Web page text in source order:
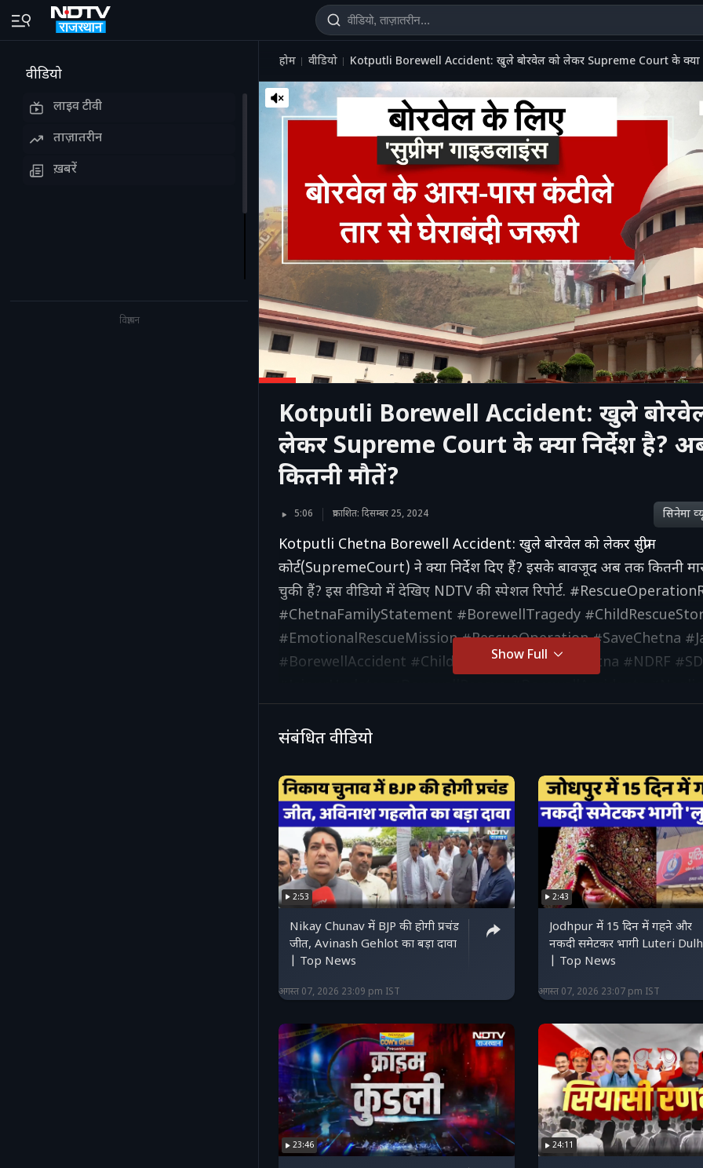
वीडियो
लाइव टीवी
ताज़ातरीन
ख़बरें
विज्ञापन
होम वीडियो Kotputli Borewell Accident: खुले बोरवेल को लेकर Supreme Court के क्या
Kotputli Borewell Accident: खुले
लेकर Supreme Court के क्या निर्देश है?
कितनी मौतें?
5:06 प्रकाशित: दिसम्बर 25, 2024 सिनेमा
Kotputli Chetna Borewell Accident: खुले बोरवेल को लेकर सुप्रीम
कोर्ट(SupremeCourt) ने क्या निर्देश दिए हैं? इसके बावजूद अब तक कितनी
चुकी हैं? इस वीडियो में देखिए NDTV की स्पेशल रिपोर्ट.
#ChetnaFamilyStatement #BorewellTragedy
#EmotionalRescueMission #RescueOperation #SaveChetna
#BorewellAccident #ChildSafety #HopeForChetna #NDRF
#IndiaNews #BorewellTragedy #OpenBorewell
#SupremeCourtDirectives #BorewellAccidents
Show Full
संबंधित वीडियो
2:53
Nikay Chunav में BJP की होगी प्रचंड
जीत, Avinash Gehlot का बड़ा दावा
| Top News
अगस्त 07, 2026 23:09 pm IST
2:43
Jodhpur में 15 दिन में गहने और
नकदी समेटकर भागी Luteri
| Top News
अगस्त 07, 2026 23:07 pm IST
23:46 24:11